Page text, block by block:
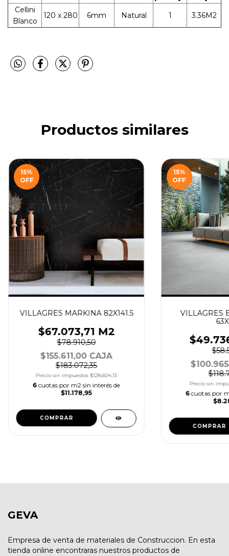
Cellini
Blanco
120 x 280 6mm Natural 1 3.36M2
Productos similares
15%
OFF
VILLAGRES MARKINA 82X141.5
$67.073,71 M2
$78.910,50
$155.611,00 CAJA
$183.072,35
Precio sin impuestos $128.604,13
6 cuotas por m2 sin interés de
$11.178,95
COMPRAR
15%
OFF
VILLAGRES
Precio sin
6 cuotas por
COMPRAR
GEVA
Empresa de venta de materiales de Construccion. En esta
tienda online encontraras nuestros productos de